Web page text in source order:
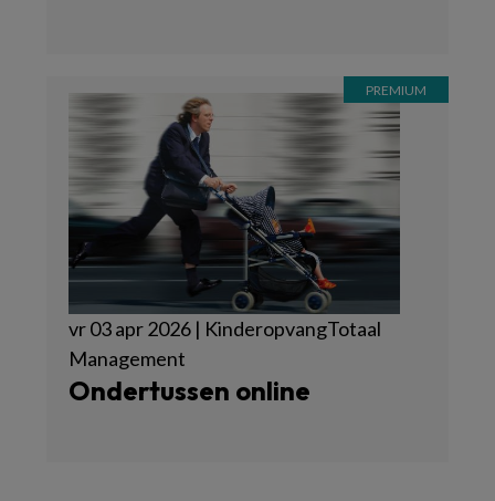
vr 03 apr 2026 | KinderopvangTotaal
Management
Ondertussen online